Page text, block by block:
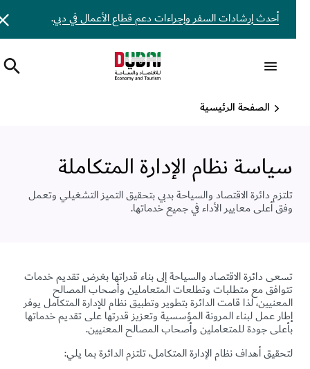
أحدث إرشادات السفر وإجراءات دعم قطاع الأعمال في دبي.
الصفحة الرئيسية
سياسة نظام الإدارة المتكاملة
تلتزم دائرة الاقتصاد والسياحة بدبي بتحقيق التميز التشغيلي وتعمل
وفق أعلى معايير الأداء في جميع خدماتها.
تسعى دائرة الاقتصاد والسياحة إلى بناء قدراتها بغرض تقديم خدمات
تتوافق مع متطلبات وتطلعات المتعاملين وأصحاب المصالح
المعنيين، لذا قامت الدائرة بتطوير وتطبيق نظام للإدارة المتكامل يوفر
إطار عمل لبناء المرونة المؤسسية وتعزيز قدرتها على تقديم خدماتها
بأعلى جودة للمتعاملين وأصحاب المصالح المعنيين.
لتحقيق أهداف نظام الإدارة المتكامل، تلتزم الدائرة بما يلي: